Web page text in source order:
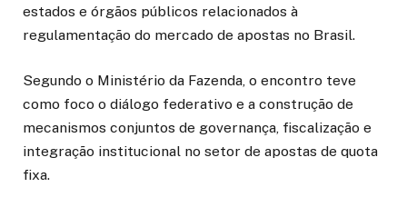
estados e órgãos públicos relacionados à
regulamentação do mercado de apostas no Brasil.
Segundo o Ministério da Fazenda, o encontro teve
como foco o diálogo federativo e a construção de
mecanismos conjuntos de governança, fiscalização e
integração institucional no setor de apostas de quota
fixa.